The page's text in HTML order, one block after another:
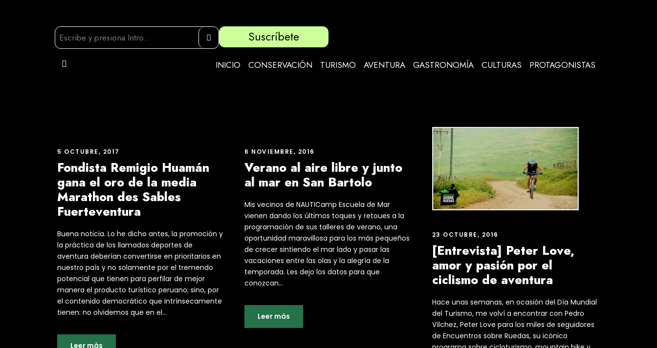
Suscríbete
INICIO CONSERVACIÓN TURISMO AVENTURA GASTRONOMÍA CULTURAS PROTAGONISTAS
5 OCTUBRE, 2017
Fondista Remigio Huamán
gana el oro de la media
Marathon des Sables
Fuerteventura
Buena noticia. Lo he dicho antes, la promoción y
la práctica de los llamados deportes de
aventura deberían convertirse en prioritarios en
nuestro país y no solamente por el tremendo
potencial que tienen para perfilar de mejor
manera el producto turístico peruano; sino, por
el contenido democrático que intrínsecamente
tienen: no olvidemos que en el...
Leer más
6 NOVIEMBRE, 2016
Verano al aire libre y junto
al mar en San Bartolo
Mis vecinos de NAUTICamp Escuela de Mar
vienen dando los últimos toques y retoues a la
programación de sus talleres de verano, una
oportunidad maravillosa para los más pequeños
de crecer sintiendo el mar lado y pasar las
vacaciones entre las olas y la alegría de la
temporada. Les dejo los datos para que
conozcan...
Leer más
23 OCTUBRE, 2016
[Entrevista] Peter Love,
amor y pasión por el
ciclismo de aventura
Hace unas semanas, en ocasión del Día Mundial
del Turismo, me volví a encontrar con Pedro
Vílchez, Peter Love para los miles de seguidores
de Encuentros sobre Ruedas, su icónico